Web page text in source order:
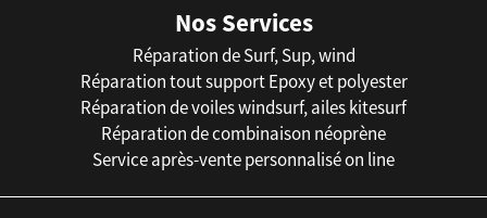
Nos Services
Réparation de Surf, Sup, wind
Réparation tout support Epoxy et polyester
Réparation de voiles windsurf, ailes kitesurf
Réparation de combinaison néoprène
Service après-vente personnalisé on line